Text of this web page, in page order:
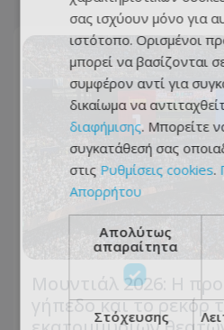
Μουντιάλ 2026: Η
γήπεδο και το ρεκόρ
σας ισχύουν μόνο για
ιστότοπο. Ορισμένοι
μπορεί να βασίζονται
συμφέρον αντί για
δικαίωμα να
διαφήμισης. Μπορείτε
συγκατάθεσή σας
στις Ρυθμίσεις cookies.
Απορρήτου
Απολύτως
απαραίτητα
Στόχευσης